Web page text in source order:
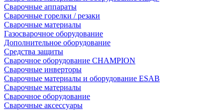
Сварочные аппараты
Сварочные горелки / резаки
Сварочные материалы
Газосварочное оборудование
Дополнительное оборудование
Средства защиты
Сварочное оборудование CHAMPION
Сварочные инверторы
Сварочные материалы и оборудование ESAB
Сварочные материалы
Сварочное оборудование
Сварочные аксессуары